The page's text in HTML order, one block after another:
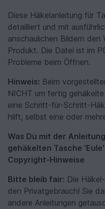
Diese Häkelanleitung für
detailliert und mit
anschaulichen Bildern den
Produkt. Die Datei ist im
Probleme beim Öffnen.
Hinweis: Beim
NICHT um fertig
eine Schritt-für-Schritt-
hilft, selbst eine oder
Was Du mit der
gehäkelten Tasche
Copyright-Hinweise
Bitte bleib fair: Die
den Privatgebrauch! Sie
andere Anleitungen